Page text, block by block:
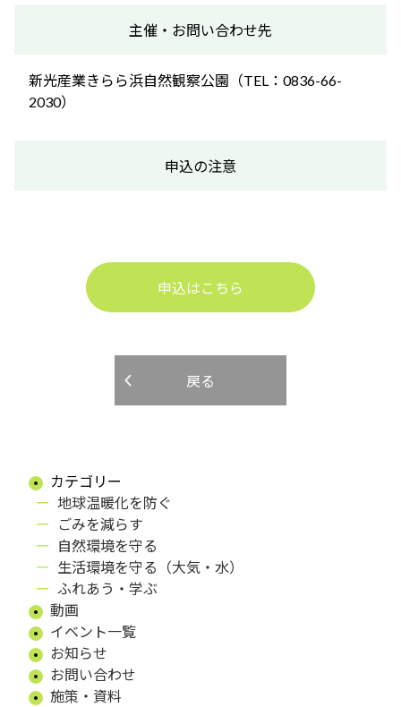
主催・お問い合わせ先
新光産業きらら浜自然観察公園（TEL：0836-66-
2030）
申込の注意
申込はこちら
戻る
カテゴリー
地球温暖化を防ぐ
ごみを減らす
自然環境を守る
生活環境を守る（大気・水）
ふれあう・学ぶ
動画
イベント一覧
お知らせ
お問い合わせ
施策・資料